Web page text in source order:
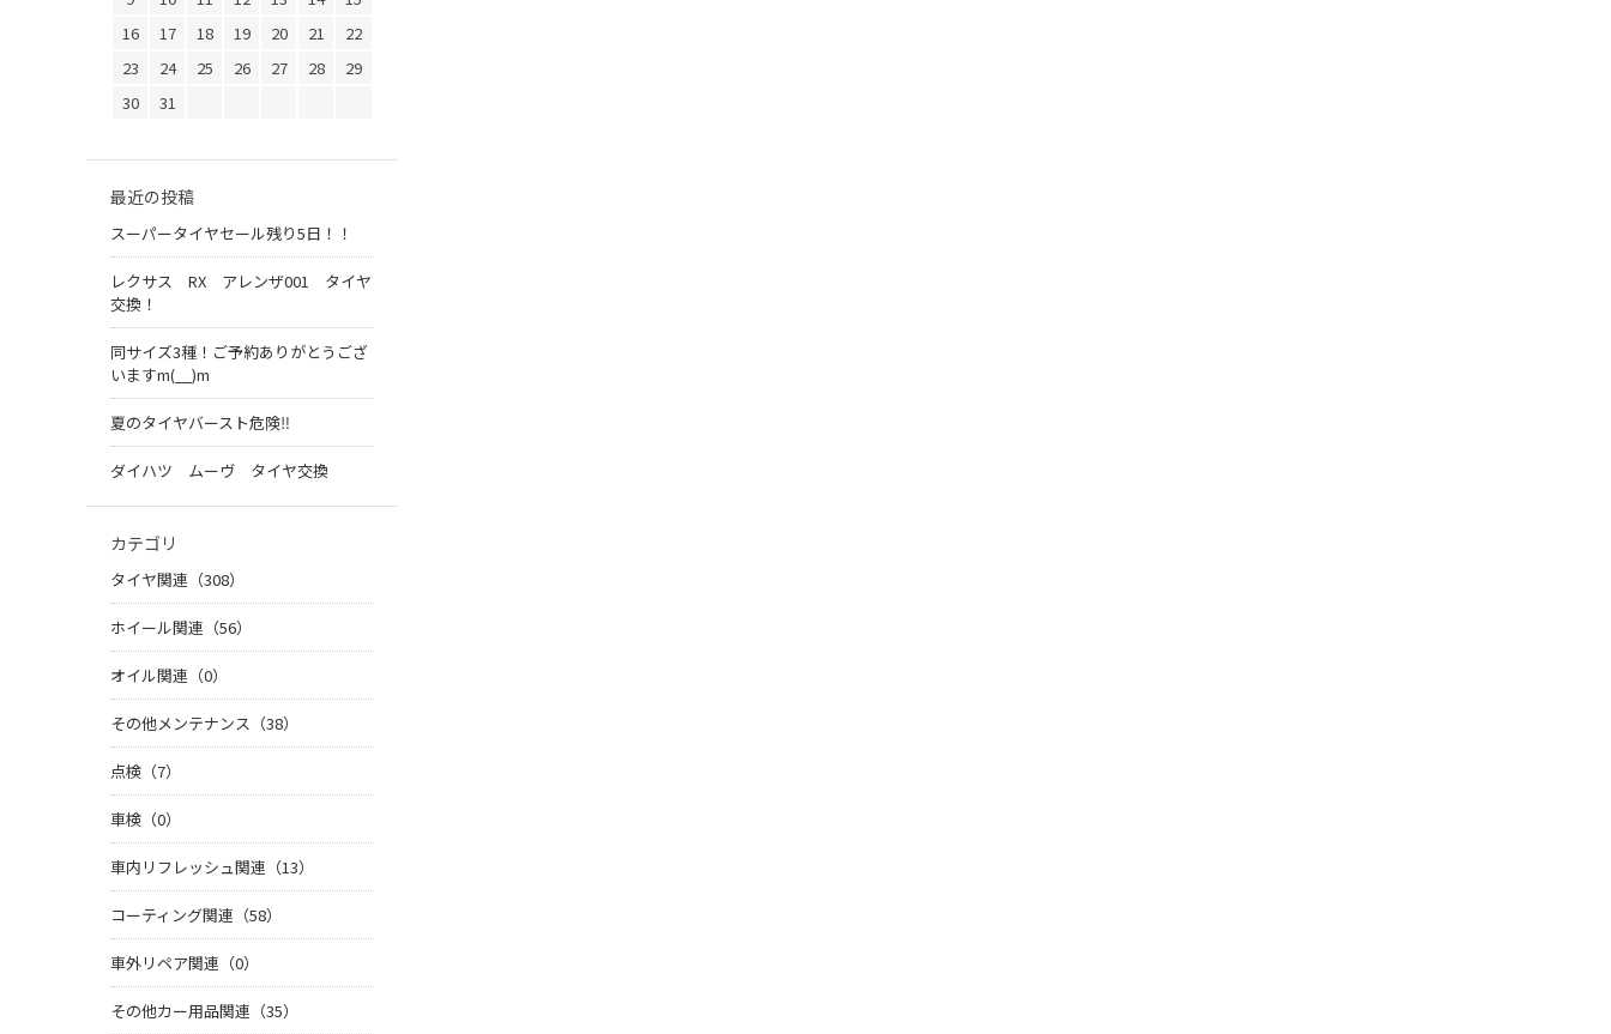
16
17 18 19 20 21
22
23
24 25 26 27 28
29
30
31
最近の投稿
スーパータイヤセール残り5日！！
レクサス RX アレンザ001 タイヤ
交換！
同サイズ3種！ご予約ありがとうござ
いますm(__)m
夏のタイヤバースト危険‼
ダイハツ ムーヴ タイヤ交換
カテゴリ
タイヤ関連（308）
ホイール関連（56）
オイル関連（0）
その他メンテナンス（38）
点検（7）
車検（0）
車内リフレッシュ関連（13）
コーティング関連（58）
車外リペア関連（0）
その他カー用品関連（35）